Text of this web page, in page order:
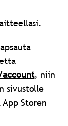
, niin
sivustolle
App Storen